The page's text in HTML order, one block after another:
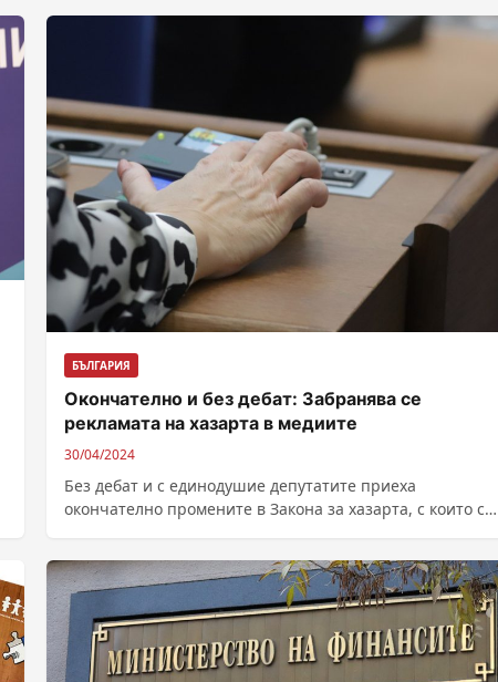
БЪЛГАРИЯ
Окончателно и без дебат: Забранява се
рекламата на хазарта в медиите
30/04/2024
Без дебат и с единодушие депутатите приеха
окончателно промените в Закона за хазарта, с които се